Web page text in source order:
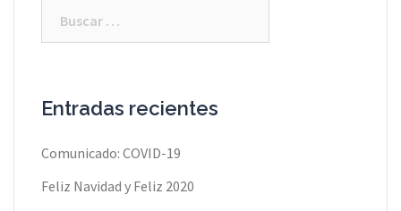
Entradas recientes
Comunicado: COVID-19
Feliz Navidad y Feliz 2020